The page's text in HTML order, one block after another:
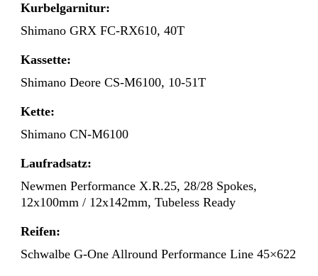
Kurbelgarnitur:
Shimano GRX FC-RX610, 40T
Kassette:
Shimano Deore CS-M6100, 10-51T
Kette:
Shimano CN-M6100
Laufradsatz:
Newmen Performance X.R.25, 28/28 Spokes,
12x100mm / 12x142mm, Tubeless Ready
Reifen:
Schwalbe G-One Allround Performance Line 45×622